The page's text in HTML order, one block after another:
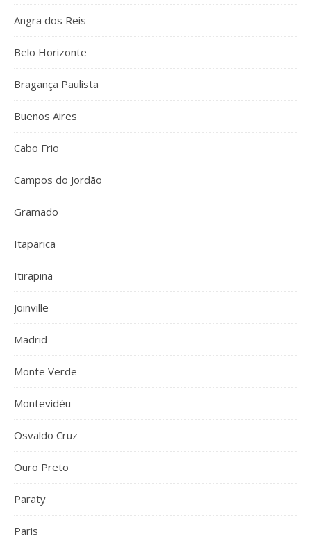
Angra dos Reis
Belo Horizonte
Bragança Paulista
Buenos Aires
Cabo Frio
Campos do Jordão
Gramado
Itaparica
Itirapina
Joinville
Madrid
Monte Verde
Montevidéu
Osvaldo Cruz
Ouro Preto
Paraty
Paris